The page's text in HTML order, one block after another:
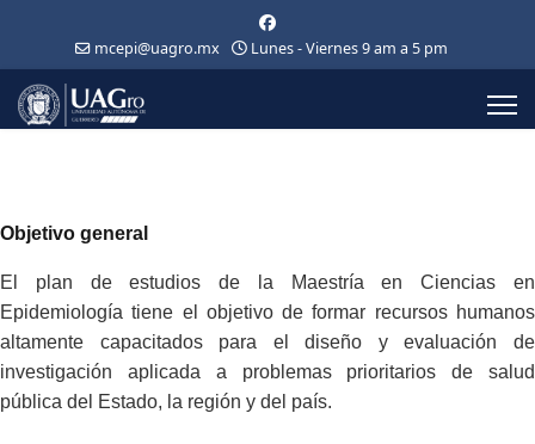
mcepi@uagro.mx Lunes - Viernes 9 am a 5 pm
Objetivo general
El plan de estudios de la Maestría en Ciencias en
Epidemiología tiene el objetivo de formar recursos humanos
altamente capacitados para el diseño y evaluación de
investigación aplicada a problemas prioritarios de salud
pública del Estado, la región y del país.